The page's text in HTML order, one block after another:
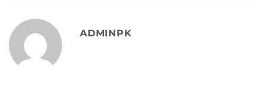
ADMINPK